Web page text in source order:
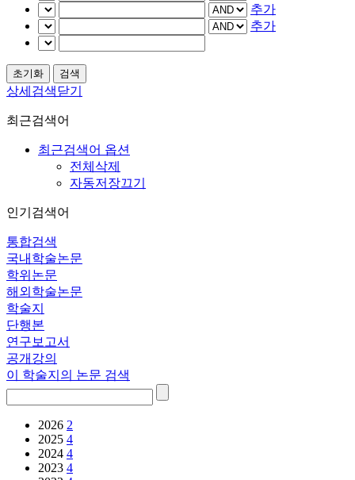
추가
추가
상세검색닫기
최근검색어
최근검색어 옵션
전체삭제
자동저장끄기
인기검색어
통합검색
국내학술논문
학위논문
해외학술논문
학술지
단행본
연구보고서
공개강의
이 학술지의 논문 검색
2026 2
2025 4
2024 4
2023 4